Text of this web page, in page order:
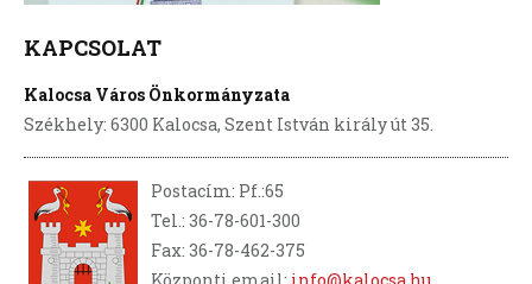
KAPCSOLAT
Kalocsa Város Önkormányzata
Székhely: 6300 Kalocsa, Szent István király út 35.
Postacím: Pf.:65
Tel.: 36-78-601-300
Fax: 36-78-462-375
Központi email: info@kalocsa.hu